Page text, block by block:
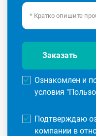
Заказать
Ознакомлен и
условия "
Подтверждаю
компании в